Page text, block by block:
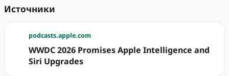
Источники
podcasts.apple.com
WWDC 2026 Promises Apple Intelligence and
Siri Upgrades